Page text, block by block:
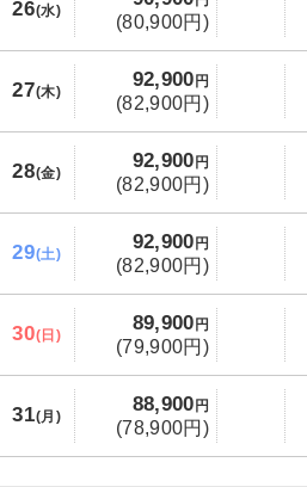
26(水)
(80,900円)
27(木)
92,900 円
(82,900円)
28(金)
92,900 円
(82,900円)
29(土)
92,900 円
(82,900円)
30(日)
89,900 円
(79,900円)
31(月)
88,900 円
(78,900円)